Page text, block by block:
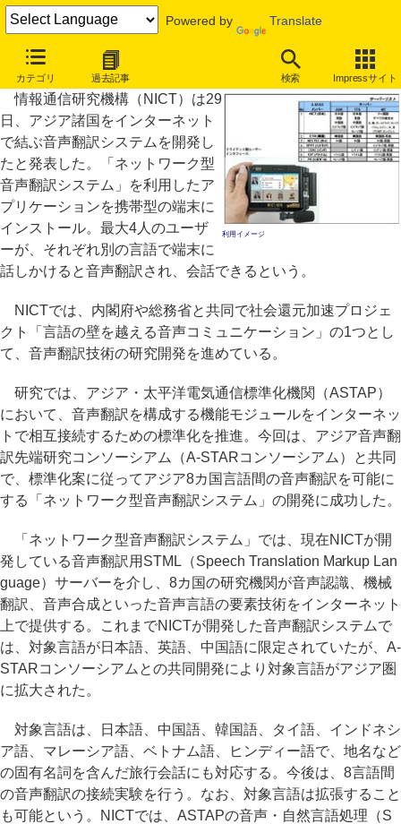
Powered by Translate
カテゴリ 過去記事 検索 Impressサイト
NICT、アジア8言語に対応したネット音声翻訳システムを開発
利用イメージ
情報通信研究機構（NICT）は29
日、アジア諸国をインターネット
で結ぶ音声翻訳システムを開発し
たと発表した。「ネットワーク型
音声翻訳システム」を利用したア
プリケーションを携帯型の端末に
インストール。最大4人のユーザ
ーが、それぞれ別の言語で端末に
話しかけると音声翻訳され、会話できるという。
NICTでは、内閣府や総務省と共同で社会還元加速プロジェ
クト「言語の壁を越える音声コミュニケーション」の1つとし
て、音声翻訳技術の研究開発を進めている。
研究では、アジア・太平洋電気通信標準化機関（ASTAP）
において、音声翻訳を構成する機能モジュールをインターネッ
トで相互接続するための標準化を推進。今回は、アジア音声翻
訳先端研究コンソーシアム（A-STARコンソーシアム）と共同
で、標準化案に従ってアジア8カ国言語間の音声翻訳を可能に
する「ネットワーク型音声翻訳システム」の開発に成功した。
「ネットワーク型音声翻訳システム」では、現在NICTが開
発している音声翻訳用STML（Speech Translation Markup Lan
guage）サーバーを介し、8カ国の研究機関が音声認識、機械
翻訳、音声合成といった音声言語の要素技術をインターネット
上で提供する。これまでNICTが開発した音声翻訳システムで
は、対象言語が日本語、英語、中国語に限定されていたが、A-
STARコンソーシアムとの共同開発により対象言語がアジア圏
に拡大された。
対象言語は、日本語、中国語、韓国語、タイ語、インドネシ
ア語、マレーシア語、ベトナム語、ヒンディー語で、地名など
の固有名詞を含んだ旅行会話にも対応する。今後は、8言語間
の音声翻訳の接続実験を行う。なお、対象言語は拡張すること
も可能という。NICTでは、ASTAPの音声・自然言語処理（S